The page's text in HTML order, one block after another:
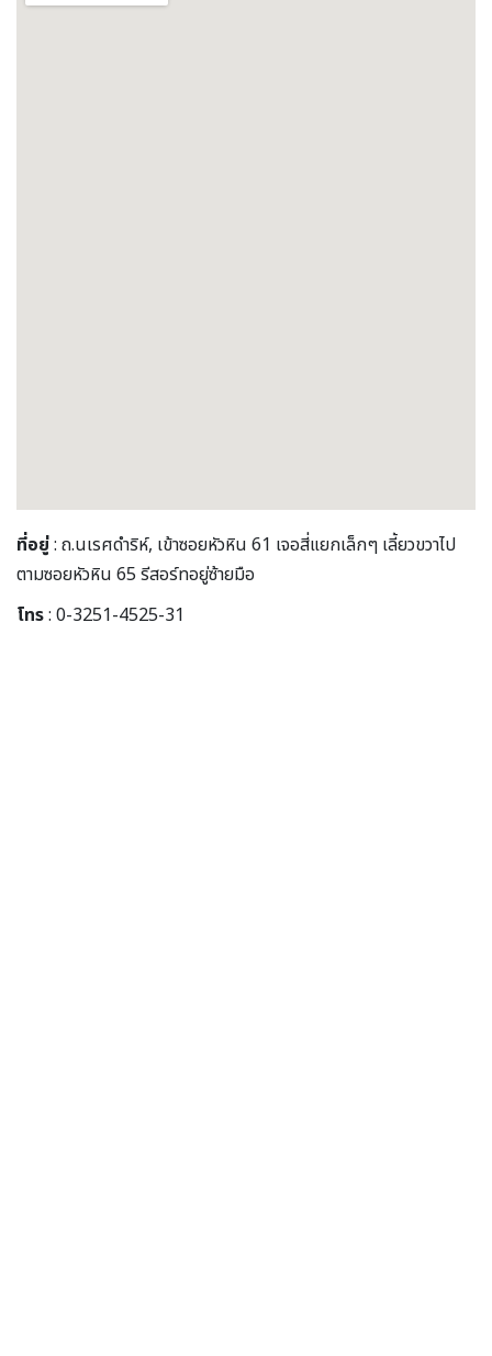
ที่อยู่: ถ.นเรศดำริห์, เข้าซอยหัวหิน 61 เจอสี่แยกเล็กๆ เลี้ยวขวาไป
ตามซอยหัวหิน 65 รีสอร์ทอยู่ซ้ายมือ
โทร: 0-3251-4525-31